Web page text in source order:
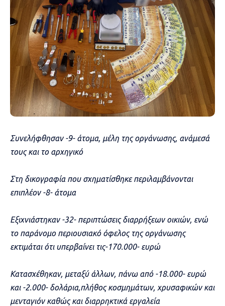
Συνελήφθησαν -9- άτομα, μέλη της οργάνωσης, ανάμεσά
τους και το αρχηγικό
Στη δικογραφία που σχηματίσθηκε περιλαμβάνονται
επιπλέον -8- άτομα
Εξιχνιάστηκαν -32- περιπτώσεις διαρρήξεων οικιών, ενώ
το παράνομο περιουσιακό όφελος της οργάνωσης
εκτιμάται ότι υπερβαίνει τις-170.000- ευρώ
Κατασχέθηκαν, μεταξύ άλλων, πάνω από -18.000- ευρώ
και -2.000- δολάρια,πλήθος κοσμημάτων, χρυσαφικών και
μενταγιόν καθώς και διαρρηκτικά εργαλεία